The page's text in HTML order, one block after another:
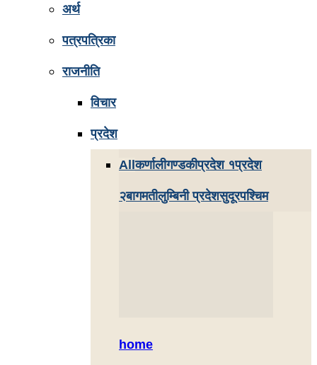
अर्थ
पत्रपत्रिका
राजनीति
विचार
प्रदेश
Allकर्णालीगण्डकीप्रदेश १प्रदेश
२बागमतीलुम्बिनी प्रदेशसुदूरपश्चिम
home